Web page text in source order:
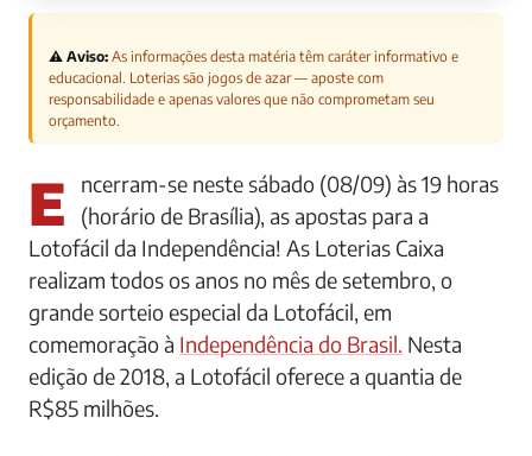
⚠️ Aviso: As informações desta matéria têm caráter informativo e
educacional. Loterias são jogos de azar — aposte com
responsabilidade e apenas valores que não comprometam seu
orçamento.
Encerram-se neste sábado (08/09) às 19 horas
(horário de Brasília), as apostas para a
Lotofácil da Independência! As Loterias Caixa
realizam todos os anos no mês de setembro, o
grande sorteio especial da Lotofácil, em
comemoração à Independência do Brasil. Nesta
edição de 2018, a Lotofácil oferece a quantia de
R$85 milhões.